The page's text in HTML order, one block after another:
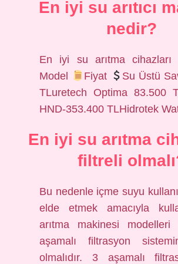
En iyi su arıtıcı
nedir?
En iyi su arıtma cihazları
Model
Fiyat
Su Üstü
TLuretech Optima 83.500
HND-353.400 TLHidrotek
En iyi su arıtma
filtreli
Bu nedenle içme suyu
elde etmek amacıyla
arıtma makinesi
aşamalı filtrasyon
olmalıdır. 3 aşamalı